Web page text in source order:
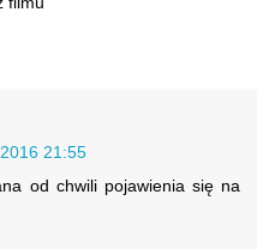
21:55
od chwili pojawienia się na